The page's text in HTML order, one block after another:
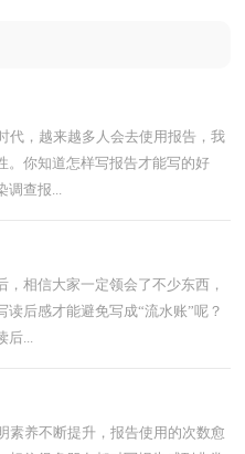
代，越来越多人会去使用报告，我
。你知道怎样写报告才能写的好
调查报...
相信大家一定领会了不少东西，
后感才能避免写成“流水账”呢？
后...
素养不断提升，报告使用的次数愈